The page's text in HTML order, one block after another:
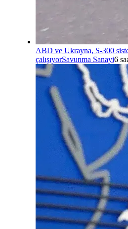
ABD ve Ukrayna, S-300
çalışıyorSavunma Sanayi6